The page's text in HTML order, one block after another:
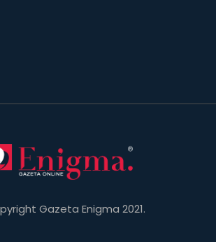
Gazeta Enigma 2021.